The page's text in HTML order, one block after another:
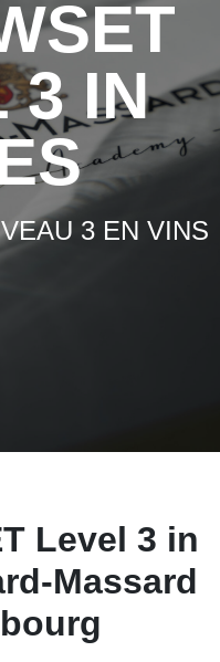
3 IN
3 EN VINS
Level 3 in
Massard